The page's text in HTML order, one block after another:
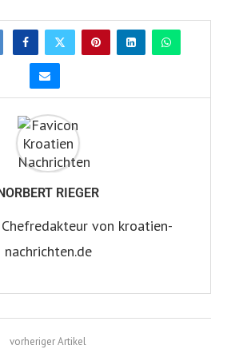
RIEGER
von kroatien-
nachrichten.de
vorheriger Artikel